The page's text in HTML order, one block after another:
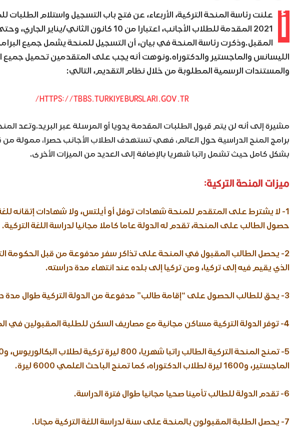
أ علنت رئاسة المنحة التركية، الأربعاء، عن فتح باب التسجيل واستلام الطلبات
المقبل.وذكرت رئاسة المنحة في بيان، أن التسجيل للمنحة يشمل جميع
الليسانس والماجستير والدكتوراه.ونوهت أنه يجب على المتقدمين تحميل جميع
والمستندات الرسمية المطلوبة من خلال نظام التقديم، التالي:
HTTPS://TBBS.TURKIYEBURSLARI.GOV.TR/
مشيرة إلى أنه لن يتم قبول الطلبات المقدمة يدويا أو المرسلة عبر البريد.وتعد
برامج المنح الدراسية حول العالم، فهي تستهدف الطلاب الأجانب حصرا، ممولة من
بشكل كامل حيث تشمل راتبا شهريا بالإضافة إلى العديد من الميزات الأخرى.
ميزات المنحة التركية:
1- لا يشترط على المتقدم للمنحة شهادات توفل أو أيلتس، ولا شهادات إتقانه
حصول الطالب على المنحة، تقدم له الدولة عاما كاملا مجانيا لدراسة اللغة التركية.
2- يحصل الطالب المقبول في المنحة على تذاكر سفر مدفوعة من قبل الحكومة
الذي يقيم فيه إلى تركيا، ومن تركيا إلى بلده عند انتهاء مدة دراسته.
3- يحق للطالب الحصول على “إقامة طالب” مدفوعة من الدولة التركية طوال مدة دراسته في تركيا.
4- توفر الدولة التركية مساكن مجانية مع مصاريف السكن للطلبة المقبولين في المنحة الدراسية.
الماجستير، و1600 ليرة لطلاب الدكتوراه، كما تمنح الباحث العلمي 6000 ليرة.
6- تقدم الدولة للطالب تأمينا صحيا مجانيا طوال فترة الدراسة.
7- يحصل الطلبة المقبولون بالمنحة على سنة لدراسة اللغة التركية مجانا.